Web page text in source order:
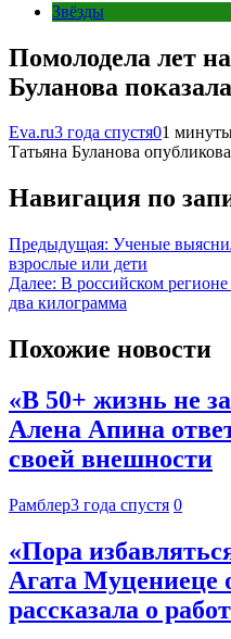
Звёзды
Помолодела лет
Буланова
Eva.ru3 года спустя01
Татьяна Буланова
Навигация по
Предыдущая: Ученые
взрослые или дети
Далее: В российском
два килограмма
Похожие новости
«В 50+ жизнь не
Алена Апина
своей внешности
Рамблер3 года спустя 0
«Пора
Агата Муцениеце
рассказала о